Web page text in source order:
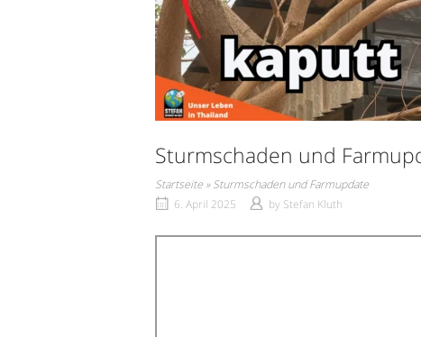
Sturmschaden und
Startseite »Sturmschaden und Farmupdate
6. April 2025
by Stefan Kluth